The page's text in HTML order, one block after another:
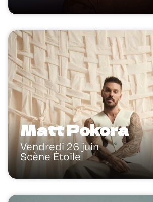
Matt Pokora
Vendredi 26 juin
Scène Étoile